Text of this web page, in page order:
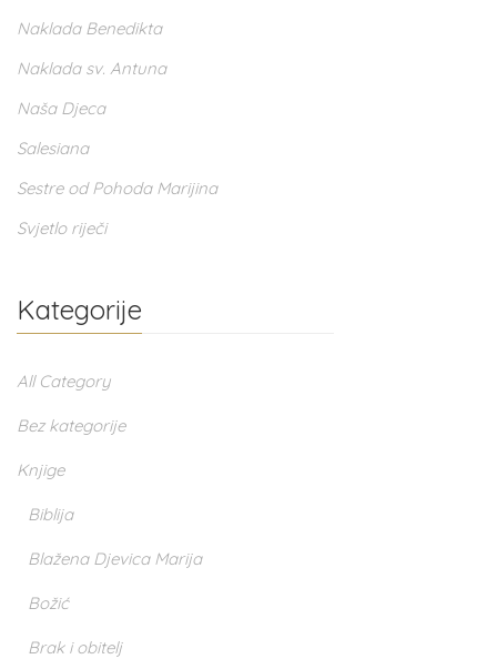
Naklada Benedikta
Naklada sv. Antuna
Naša Djeca
Salesiana
Sestre od Pohoda Marijina
Svjetlo riječi
Kategorije
All Category
Bez kategorije
Knjige
Biblija
Blažena Djevica Marija
Božić
Brak i obitelj